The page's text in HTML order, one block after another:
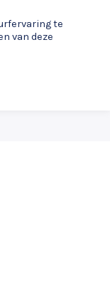
te
van deze